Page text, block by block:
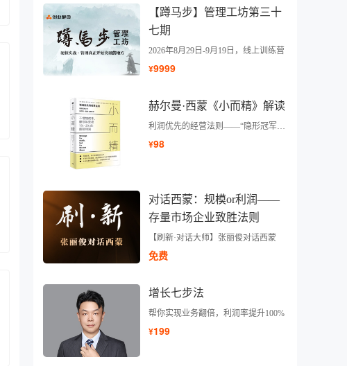
【蹲马步】管理工坊第三十
七期
2026年8月29日-9月19日，线上训练营
¥9999
赫尔曼·西蒙《小而精》解读
利润优先的经营法则——“隐形冠军之父”赫尔曼·西蒙
¥98
对话西蒙：规模or利润——
存量市场企业致胜法则
【刷新·对话大师】张丽俊对话西蒙
免费
增长七步法
帮你实现业务翻倍，利润率提升100%
¥199